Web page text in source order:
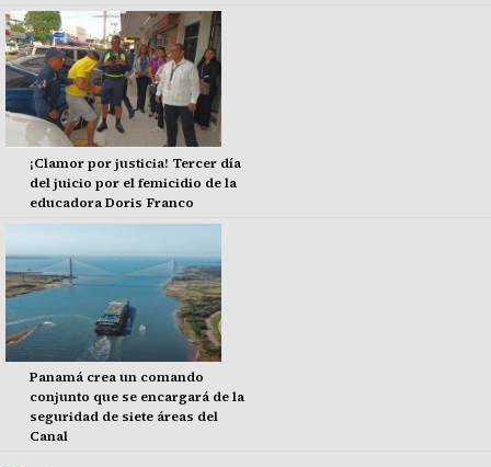
¡Clamor por justicia! Tercer día
del juicio por el femicidio de la
educadora Doris Franco
Panamá crea un comando
conjunto que se encargará de la
seguridad de siete áreas del
Canal